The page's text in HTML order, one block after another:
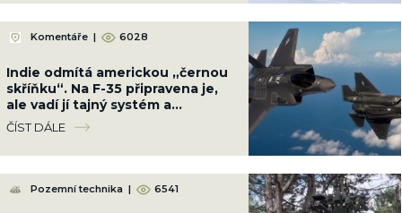
Komentáře | 6028
Indie odmítá americkou „černou
skříňku“. Na F-35 připravena je,
ale vadí jí tajný systém a
astronomická cena za provoz
ČÍST DÁLE
Pozemní technika | 6541